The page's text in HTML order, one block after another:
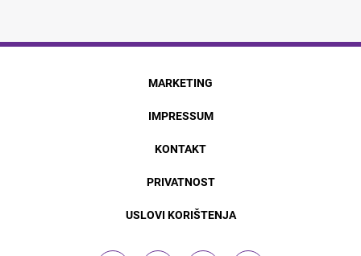
MARKETING
IMPRESSUM
KONTAKT
PRIVATNOST
USLOVI KORIŠTENJA